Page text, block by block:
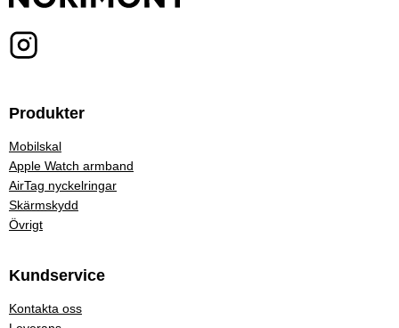
Produkter
Mobilskal
Apple Watch armband
AirTag nyckelringar
Skärmskydd
Övrigt
Kundservice
Kontakta oss